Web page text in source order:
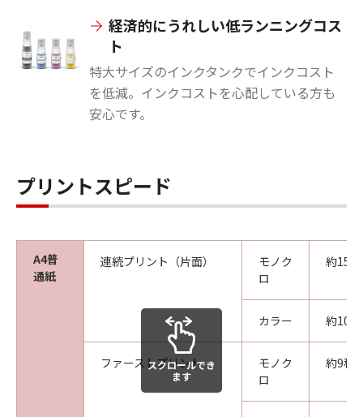
経済的にうれしい低ランニングコス
ト
特大サイズのインクタンクでインクコスト
を低減。インクコストを心配している方も
安心です。
プリントスピード
A4普
通紙
連続プリント（片面）
モノク
ロ
約
カラー 約
ファーストプリント
モノク
ロ
約9秒
スクロールでき
ます